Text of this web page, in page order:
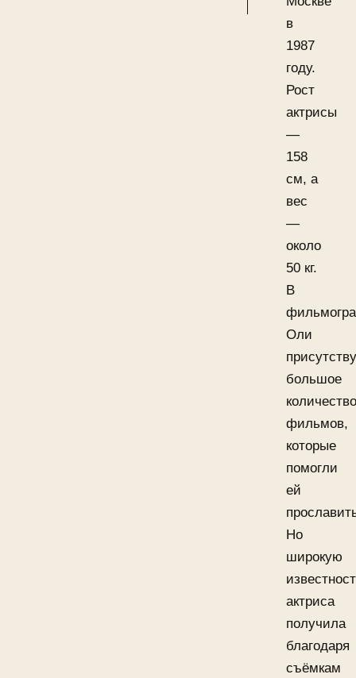
в
1987
году.
Рост
актрисы
—
158
см, а
вес
—
около
50 кг.
В
Оли
большое
количество
фильмов,
которые
помогли
ей
Но
широкую
актриса
получила
благодаря
съёмкам